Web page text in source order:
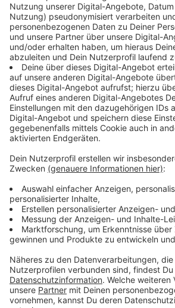
derFall von Janete, der Frau des
Polizeiermittlers Brandão. Und
vorprogrammiert.
Streaming-Dienst: Netflix
Anzeige
Zustimmung, um den
Video-Service zu
Wir verwenden einen
Drittanbieters, um
einzubetten. Dieser
Daten zu Ihren
sammeln. Bitte lesen
Details durch und
Nutzung des Service zu,
Video anzusehen.